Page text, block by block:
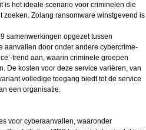
is het ideale scenario voor criminelen die
Zolang ransomware winstgevend is
samenwerkingen opgezet tussen
aanvallen door onder andere cybercrime-
trend aan, waarin criminele groepen
De kosten voor deze service variëren, van
volledige toegang biedt tot de service
een organisatie.
voor cyberaanvallen, waaronder